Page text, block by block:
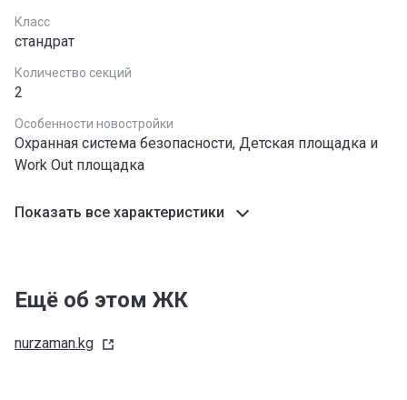
Класс
стандрат
Количество секций
2
Особенности новостройки
Охранная система безопасности, Детская площадка и
Work Out площадка
Показать все характеристики
Ещё об этом ЖК
nurzaman.kg